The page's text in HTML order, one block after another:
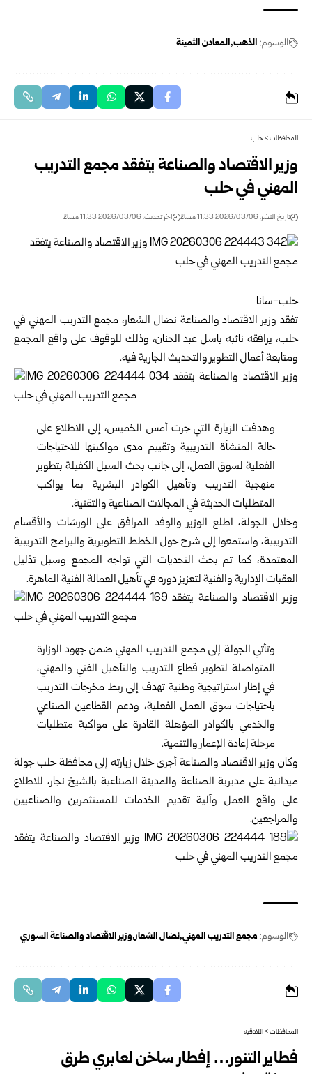
الوسوم: الذهب المعادن الثمينة
المحافظات>حلب
وزير الاقتصاد والصناعة يتفقد مجمع التدريب
المهني في حلب
تاريخ النشر: 2026/03/06 11:33 مساءً اخر تحديث: 2026/03/06 11:33 مساءً
حلب-سانا
تفقد وزير الاقتصاد والصناعة نضال الشعار، مجمع التدريب المهني في
حلب، يرافقه نائبه باسل عبد الحنان، وذلك للوقوف على واقع المجمع
ومتابعة أعمال التطوير والتحديث الجارية فيه.
وهدفت الزيارة التي جرت أمس الخميس، إلى الاطلاع على
حالة المنشأة التدريبية وتقييم مدى مواكبتها للاحتياجات
الفعلية لسوق العمل، إلى جانب بحث السبل الكفيلة بتطوير
منهجية التدريب وتأهيل الكوادر البشرية بما يواكب
المتطلبات الحديثة في المجالات الصناعية والتقنية.
وخلال الجولة، اطلع الوزير والوفد المرافق على الورشات والأقسام
التدريبية، واستمعوا إلى شرح حول الخطط التطويرية والبرامج التدريبية
المعتمدة، كما تم بحث التحديات التي تواجه المجمع وسبل تذليل
العقبات الإدارية والفنية لتعزيز دوره في تأهيل العمالة الفنية الماهرة.
وتأتي الجولة إلى مجمع التدريب المهني ضمن جهود الوزارة
المتواصلة لتطوير قطاع التدريب والتأهيل الفني والمهني،
في إطار استراتيجية وطنية تهدف إلى ربط مخرجات التدريب
باحتياجات سوق العمل الفعلية، ودعم القطاعين الصناعي
والخدمي بالكوادر المؤهلة القادرة على مواكبة متطلبات
مرحلة إعادة الإعمار والتنمية.
وكان وزير الاقتصاد والصناعة أجرى خلال زيارته إلى محافظة حلب جولة
ميدانية على مديرية الصناعة والمدينة الصناعية بالشيخ نجار، للاطلاع
على واقع العمل وآلية تقديم الخدمات للمستثمرين والصناعيين
والمراجعين.
الوسوم: مجمع التدريب المهني نضال الشعار وزير الاقتصاد والصناعة السوري
المحافظات>اللاذقية
فطاير التنور… إفطار ساخن لعابري طرق